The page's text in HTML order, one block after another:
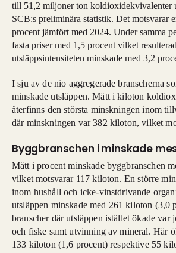
till 51,2 miljoner ton koldioxidekvivalenter
SCB:s preliminära statistik. Det motsvarar
procent jämfört med 2024. Under samma
fasta priser med 1,5 procent vilket
utsläppsintensiteten minskade med 3,2
I sju av de nio aggregerade branscherna
minskade utsläppen. Mätt i kiloton
återfinns den största minskningen inom
där minskningen var 382 kiloton, vilket
Byggbranschen i minskade
Mätt i procent minskade byggbranschen
vilket motsvarar 117 kiloton. En större
inom hushåll och icke-vinstdrivande
utsläppen minskade med 261 kiloton (3,0
branscher där utsläppen istället ökade var
och fiske samt utvinning av mineral. Här
133 kiloton (1,6 procent) respektive 55